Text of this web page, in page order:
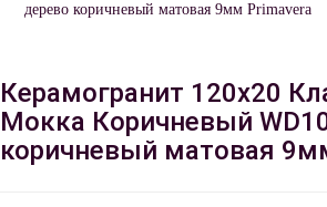
дерево коричневый матовая 9мм Primavera
Керамогранит 120x20
Мокка Коричневый
коричневый матовая